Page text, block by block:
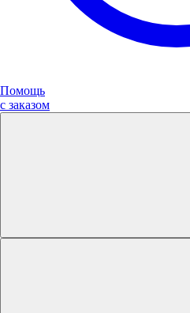
Помощь
с заказом